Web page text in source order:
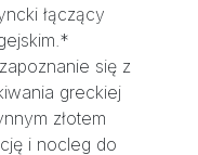
łączący
się z
greckiej
złotem
i nocleg do